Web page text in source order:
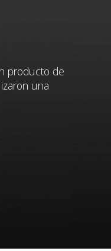
producto de
una